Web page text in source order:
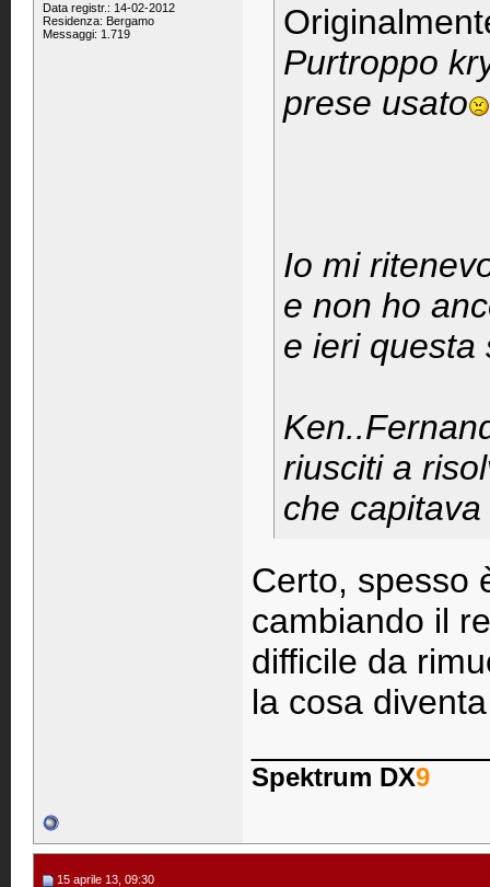
Data registr.: 14-02-2012
Residenza: Bergamo
Messaggi: 1.719
Purtroppo
prese usato
Io mi
e non ho
e ieri questa
riusciti a
che
Certo, spesso
cambiando il
difficile da
la cosa
Spektrum DX9
15 aprile 13, 09:30